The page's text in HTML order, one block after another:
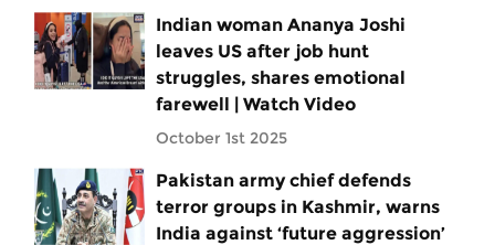
Indian woman Ananya Joshi
leaves US after job hunt
struggles, shares emotional
farewell | Watch Video
October 1st 2025
Pakistan army chief defends
terror groups in Kashmir, warns
India against ‘future aggression’